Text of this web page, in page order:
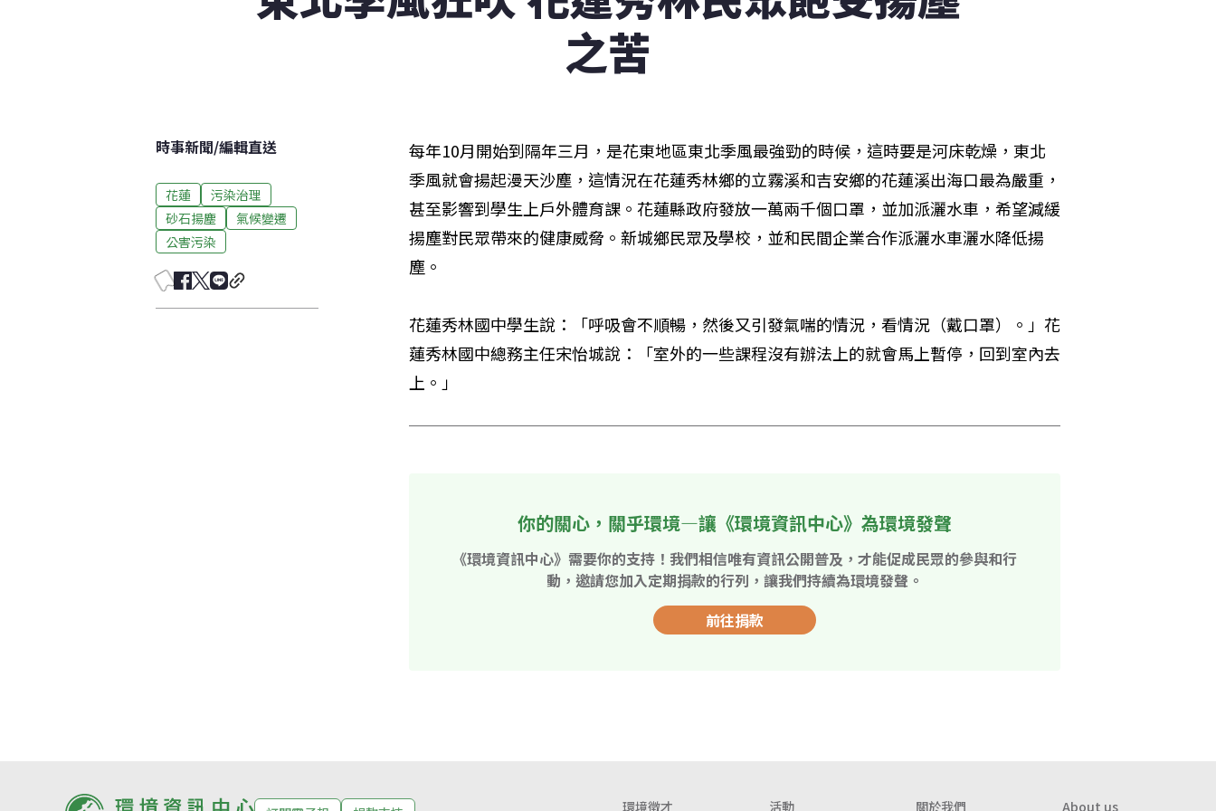
之苦
時事新聞/編輯直送
花蓮
污染治理
砂石揚塵
氣候變遷
公害污染
每年10月開始到隔年三月，是花東地區東北季風最強勁的時候，這時要是河床乾燥，東北
季風就會揚起漫天沙塵，這情況在花蓮秀林鄉的立霧溪和吉安鄉的花蓮溪出海口最為嚴重，
甚至影響到學生上戶外體育課。花蓮縣政府發放一萬兩千個口罩，並加派灑水車，希望減緩
揚塵對民眾帶來的健康威脅。新城鄉民眾及學校，並和民間企業合作派灑水車灑水降低揚
塵。
花蓮秀林國中學生說：「呼吸會不順暢，然後又引發氣喘的情況，看情況（戴口罩）。」花
蓮秀林國中總務主任宋怡城說：「室外的一些課程沒有辦法上的就會馬上暫停，回到室內去
上。」
你的關心，關乎環境—讓《環境資訊中心》為環境發聲
《環境資訊中心》需要你的支持！我們相信唯有資訊公開普及，才能促成民眾的參與和行
動，邀請您加入定期捐款的行列，讓我們持續為環境發聲。
前往捐款
環境徵才 活動 關於我們 About us